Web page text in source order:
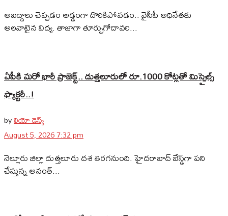
అబద్దాలు చెప్పడం అడ్డంగా దొరికిపోవడం.. వైసీపీ అధినేతకు
అలవాటైన విద్య. తాజాగా తూర్పుగోదావరి...
ఏపీకి మరో భారీ ప్రాజెక్ట్.. దుత్తలూరులో రూ.1000 కోట్లతో మిస్సైల్స్
ఫ్యాక్టరీ..!
byలియో డెస్క్
August 5, 2026 7:32 pm
నెల్లూరు జిల్లా దుత్తలూరు దశ తిరగనుంది. హైదరాబాద్‌ బేస్డ్‌గా పని
చేస్తున్న అనంత్...